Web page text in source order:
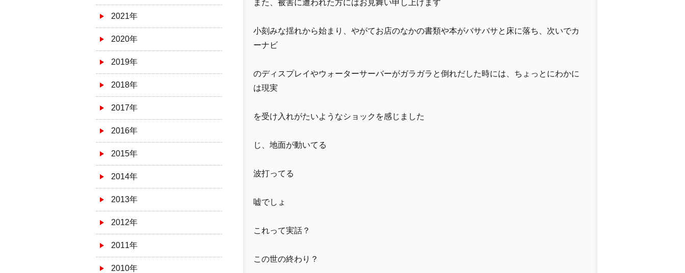
2021年
2020年
2019年
2018年
2017年
2016年
2015年
2014年
2013年
2012年
2011年
2010年
また、被害に遭われた方にはお見舞い申し上げます
小刻みな揺れから始まり、やがてお店のなかの書類や本がバサバサと床に落ち、次いでカ
ーナビ
のディスプレイやウォーターサーバーがガラガラと倒れだした時には、ちょっとにわかに
は現実
を受け入れがたいようなショックを感じました
じ、地面が動いてる
波打ってる
嘘でしょ
これって実話？
この世の終わり？